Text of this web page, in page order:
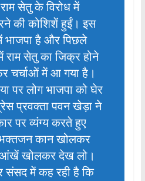
सेतु के विरोध में
की कोशिशें हुईं। इस
भाजपा है और पिछले
राम सेतु का जिक्र होने
चर्चाओं में आ गया है।
पर लोग भाजपा को घेर
प्रवक्ता पवन खेड़ा ने
पर व्यंग्य करते हुए
भक्तजन कान खोलकर
खोलकर देख लो।
संसद में कह रही है कि